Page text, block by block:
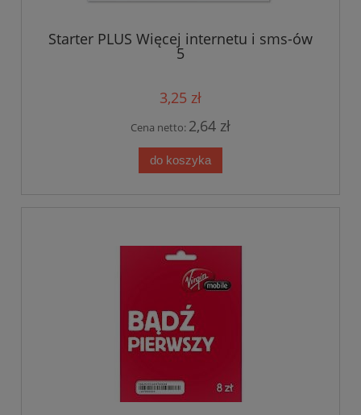
Starter PLUS Więcej internetu i sms-ów
5
3,25 zł
Cena netto: 2,64 zł
do koszyka